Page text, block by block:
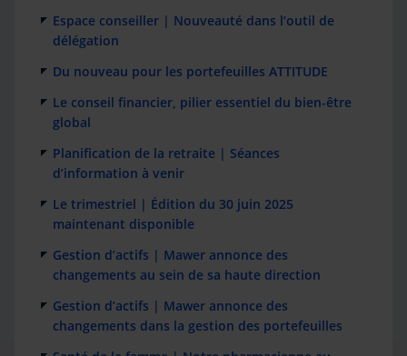
Espace conseiller | Nouveauté dans l’outil de
délégation
Du nouveau pour les portefeuilles ATTITUDE
Le conseil financier, pilier essentiel du bien-être
global
Planification de la retraite | Séances
d’information à venir
Le trimestriel | Édition du 30 juin 2025
maintenant disponible
Gestion d’actifs | Mawer annonce des
changements au sein de sa haute direction
Gestion d’actifs | Mawer annonce des
changements dans la gestion des portefeuilles